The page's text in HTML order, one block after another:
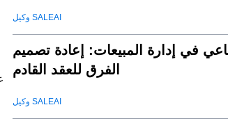
وكيل SALEAI
في إدارة المبيعات: إعادة تصميم
الفرق للعقد القادم
وكيل SALEAI